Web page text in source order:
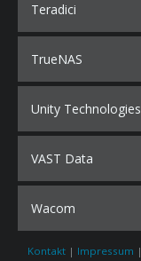
Teradici
TrueNAS
Unity Technologies
VAST Data
Wacom
Kontakt | Impressum |